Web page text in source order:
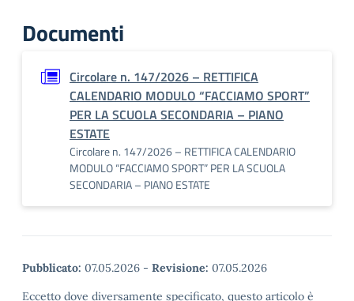
Documenti
Circolare n. 147/2026 – RETTIFICA
CALENDARIO MODULO “FACCIAMO SPORT”
PER LA SCUOLA SECONDARIA – PIANO
ESTATE
Circolare n. 147/2026 – RETTIFICA CALENDARIO
MODULO “FACCIAMO SPORT” PER LA SCUOLA
SECONDARIA – PIANO ESTATE
Pubblicato: 07.05.2026 - Revisione: 07.05.2026
Eccetto dove diversamente specificato, questo articolo è